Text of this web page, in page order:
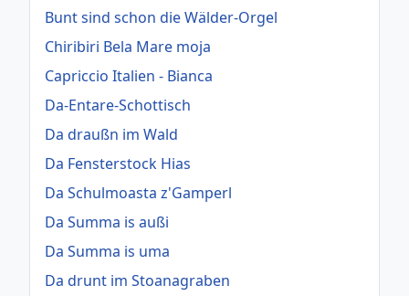
Bunt sind schon die Wälder-Orgel
Chiribiri Bela Mare moja
Capriccio Italien - Bianca
Da-Entare-Schottisch
Da draußn im Wald
Da Fensterstock Hias
Da Schulmoasta z'Gamperl
Da Summa is außi
Da Summa is uma
Da drunt im Stoanagraben